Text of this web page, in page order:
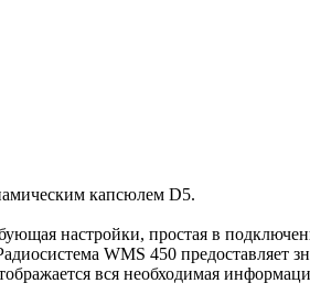
капсюлем D5.
настройки, простая в
WMS 450
вся необходимая